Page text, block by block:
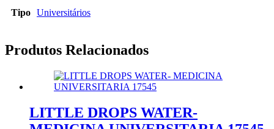
Tipo Universitários
Produtos Relacionados
LITTLE DROPS WATER-